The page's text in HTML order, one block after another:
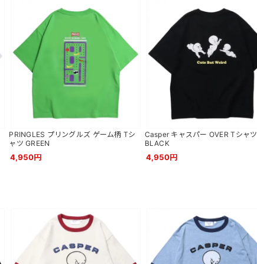
PRINGLES プリングルズ ゲーム柄 Tシ
ャツ GREEN
4,950円
Casper キャスパー OVER Tシャツ
BLACK
4,950円